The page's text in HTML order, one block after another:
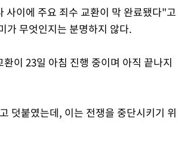
이에 주요 죄수 교환이 막 완료됐다"고
가 무엇인지는 분명하지 않다.
이 23일 아침 진행 중이며 아직 끝나지
덧붙였는데, 이는 전쟁을 중단시키기 위